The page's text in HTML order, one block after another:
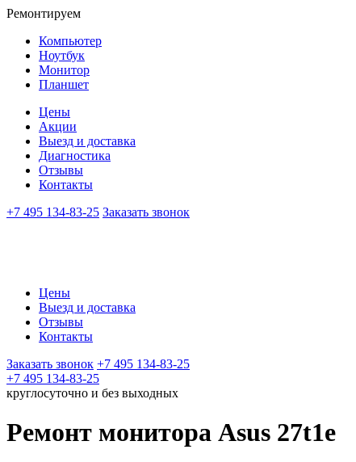
Ремонтируем
Компьютер
Ноутбук
Монитор
Планшет
Цены
Акции
Выезд и доставка
Диагностика
Отзывы
Контакты
+7 495 134-83-25 Заказать звонок
Цены
Выезд и доставка
Отзывы
Контакты
Заказать звонок +7 495 134-83-25
+7 495 134-83-25
круглосуточно и без выходных
Ремонт монитора Asus 27t1e